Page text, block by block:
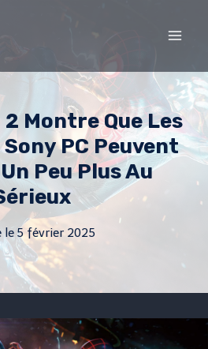
Montre Que Les
PC Peuvent
Peu Plus Au
le 5 février 2025